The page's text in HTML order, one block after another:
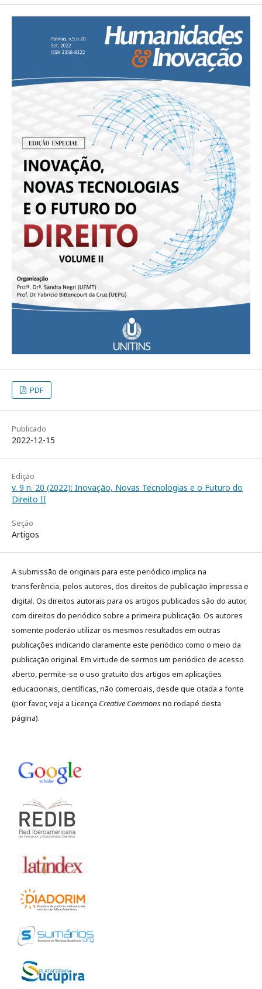
PDF
Publicado
2022-12-15
Edição
v. 9 n. 20 (2022): Inovação, Novas Tecnologias e o Futuro do
Direito II
Seção
Artigos
A submissão de originais para este periódico implica na
transferência, pelos autores, dos direitos de publicação impressa e
digital. Os direitos autorais para os artigos publicados são do autor,
com direitos do periódico sobre a primeira publicação. Os autores
somente poderão utilizar os mesmos resultados em outras
publicações indicando claramente este periódico como o meio da
publicação original. Em virtude de sermos um periódico de acesso
aberto, permite-se o uso gratuito dos artigos em aplicações
educacionais, científicas, não comerciais, desde que citada a fonte
(por favor, veja a Licença Creative Commonsno rodapé desta
página).